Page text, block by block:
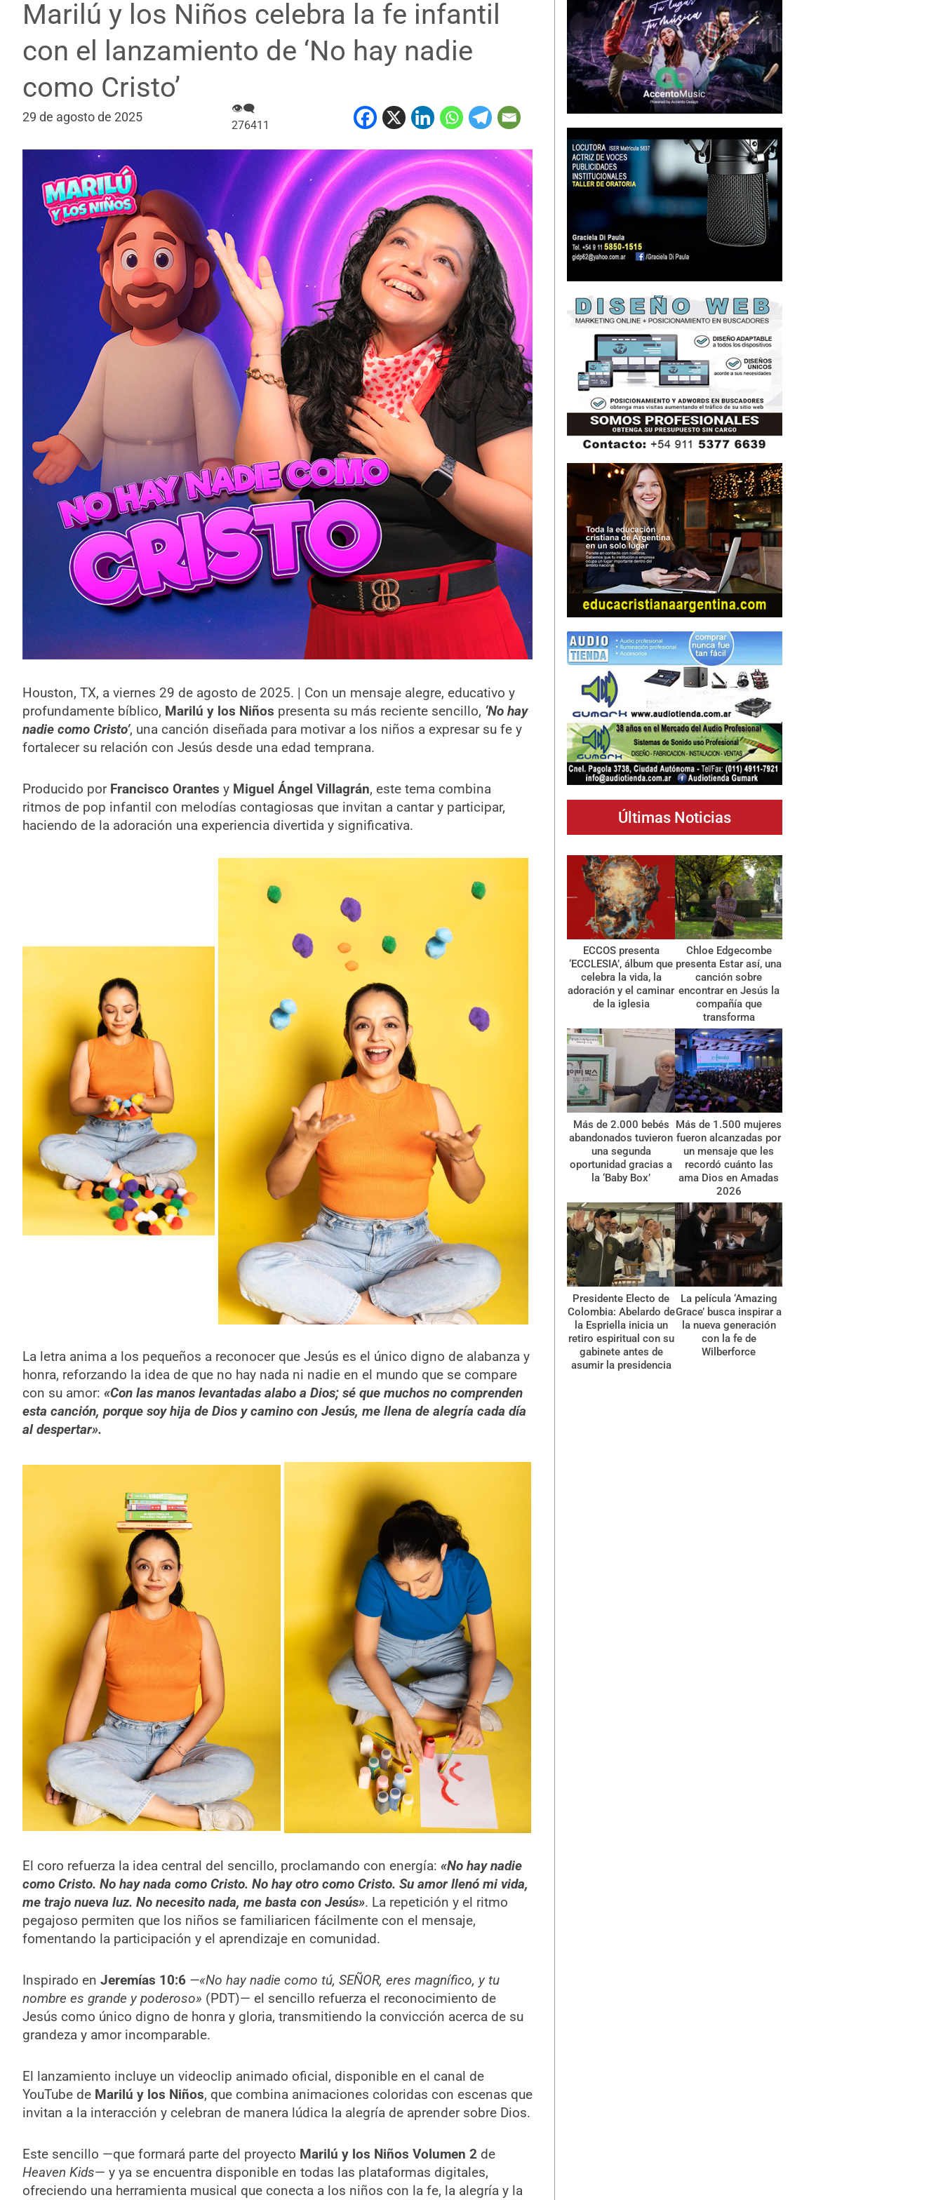
Marilú y los Niños celebra la fe infantil
con el lanzamiento de ‘No hay nadie
como Cristo’
29 de agosto de 2025
👁‍🗨
276411
Houston, TX, a viernes 29 de agosto de 2025. | Con un mensaje alegre, educativo y
profundamente bíblico, Marilú y los Niños presenta su más reciente sencillo, ‘No hay
nadie como Cristo’, una canción diseñada para motivar a los niños a expresar su fe y
fortalecer su relación con Jesús desde una edad temprana.
Producido por Francisco Orantes y Miguel Ángel Villagrán, este tema combina
ritmos de pop infantil con melodías contagiosas que invitan a cantar y participar,
haciendo de la adoración una experiencia divertida y significativa.
La letra anima a los pequeños a reconocer que Jesús es el único digno de alabanza y
honra, reforzando la idea de que no hay nada ni nadie en el mundo que se compare
con su amor: «Con las manos levantadas alabo a Dios; sé que muchos no comprenden
esta canción, porque soy hija de Dios y camino con Jesús, me llena de alegría cada día
al despertar».
El coro refuerza la idea central del sencillo, proclamando con energía: «No hay nadie
como Cristo. No hay nada como Cristo. No hay otro como Cristo. Su amor llenó mi vida,
me trajo nueva luz. No necesito nada, me basta con Jesús». La repetición y el ritmo
pegajoso permiten que los niños se familiaricen fácilmente con el mensaje,
fomentando la participación y el aprendizaje en comunidad.
Inspirado en Jeremías 10:6 —«No hay nadie como tú, SEÑOR, eres magnífico, y tu
nombre es grande y poderoso» (PDT)— el sencillo refuerza el reconocimiento de
Jesús como único digno de honra y gloria, transmitiendo la convicción acerca de su
grandeza y amor incomparable.
El lanzamiento incluye un videoclip animado oficial, disponible en el canal de
YouTube de Marilú y los Niños, que combina animaciones coloridas con escenas que
invitan a la interacción y celebran de manera lúdica la alegría de aprender sobre Dios.
Este sencillo —que formará parte del proyecto Marilú y los Niños Volumen 2de
Heaven Kids— y ya se encuentra disponible en todas las plataformas digitales,
ofreciendo una herramienta musical que conecta a los niños con la fe, la alegría y la
Últimas Noticias
ECCOS presenta
‘ECCLESIA’, álbum que
celebra la vida, la
adoración y el caminar
de la iglesia
Chloe Edgecombe
presenta Estar así, una
canción sobre
encontrar en Jesús la
compañía que
transforma
Más de 2.000 bebés
abandonados tuvieron
una segunda
oportunidad gracias a
la ‘Baby Box’
Más de 1.500 mujeres
fueron alcanzadas por
un mensaje que les
recordó cuánto las
ama Dios en Amadas
2026
Presidente Electo de
Colombia: Abelardo de
la Espriella inicia un
retiro espiritual con su
gabinete antes de
asumir la presidencia
La película ‘Amazing
Grace’ busca inspirar a
la nueva generación
con la fe de
Wilberforce